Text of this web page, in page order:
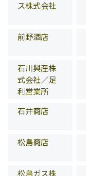
ス株式会社
前野酒店
石川興産株
式会社／足
利営業所
石井商店
松島商店
松島ガス株